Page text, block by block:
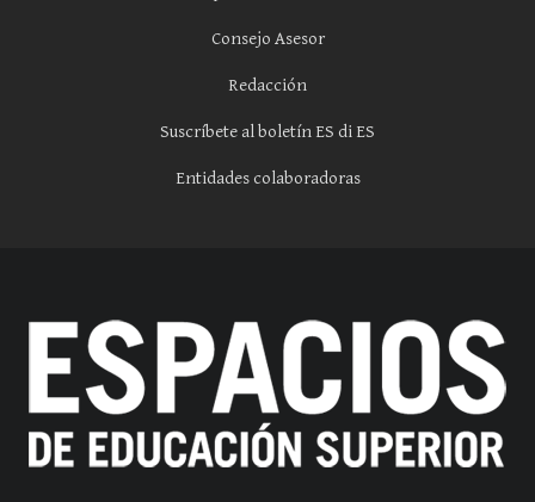
Consejo Asesor
Redacción
Suscríbete al boletín ES di ES
Entidades colaboradoras